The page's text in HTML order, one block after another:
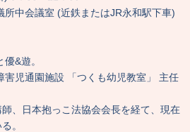
所中会議室 (近鉄またはJR永和駅下車)
&遊。
害児通園施設 「つくも幼児教室」 主任
、日本抱っこ法協会会長を経て、現在
。